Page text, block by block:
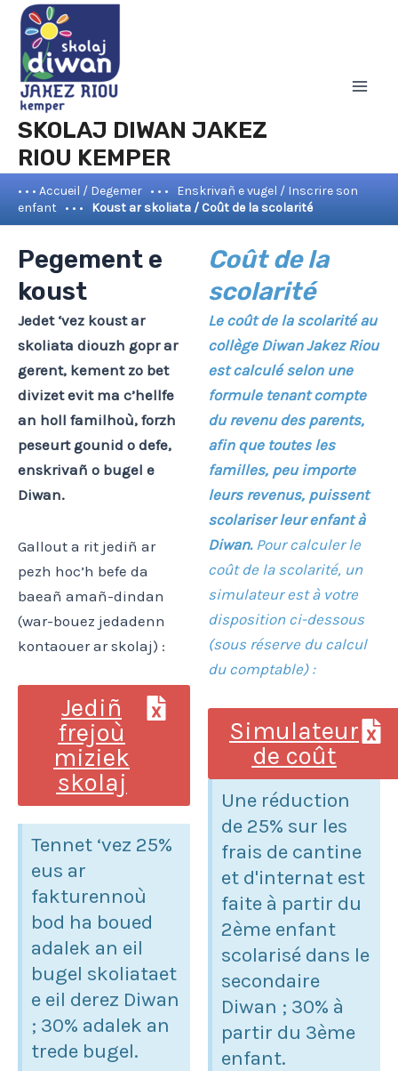
Aller
contenu
SKOLAJ DIWAN JAKEZ
RIOU KEMPER
• • • Accueil / Degemer • • •
Enskrivañ e vugel / Inscrire son
enfant • • • Koust ar skoliata / Coût de la scolarité
Pegement e
koust
Jedet ‘vez koust ar
skoliata diouzh gopr ar
gerent, kement zo bet
divizet evit ma c’hellfe
an holl familhoù, forzh
peseurt gounid o defe,
enskrivañ o bugel e
Diwan.
Gallout a rit jediñ ar
pezh hoc’h befe da
baeañ amañ-dindan
(war-bouez jedadenn
kontaouer ar skolaj) :
Jediñ
frejoù
miziek
skolaj
Tennet ‘vez 25%
eus ar
fakturennoù
bod ha boued
adalek an eil
bugel skoliataet
e eil derez Diwan
; 30% adalek an
trede bugel.
Coût de la
scolarité
Le coût de la scolarité au
collège Diwan Jakez Riou
est calculé selon une
formule tenant compte
du revenu des parents,
afin que toutes les
familles, peu importe
leurs revenus, puissent
scolariser leur enfant à
Diwan. Pour calculer le
coût de la scolarité, un
simulateur est à votre
disposition ci-dessous
(sous réserve du calcul
du comptable) :
Simulateur
de coût
Une réduction
de 25% sur les
frais de cantine
et d'internat est
faite à partir du
2ème enfant
scolarisé dans le
secondaire
Diwan ; 30% à
partir du 3ème
enfant.